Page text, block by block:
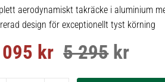
aerodynamiskt takräcke i aluminium
design för exceptionellt tyst körning
pris:
kr Ordinarie pris:
5 295kr